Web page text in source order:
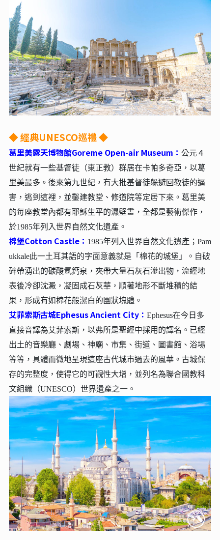
◆ 經典UNESCO巡禮 ◆
葛里美露天博物館Goreme Open-air Museum： 公元４
世紀就有一些基督徒（東正教）群居在卡帕多奇亞，以葛
里美最多。後來第九世紀，有大批基督徒躲避回教徒的逼
害，逃到這裡，並鑿建教堂、修道院等定居下來。葛里美
的毎座教堂內都有耶穌生平的濕壁畫，全都是藝術傑作，
於1985年列入世界自然文化遺產。
棉堡Cotton Castle： 1985年列入世界自然文化遺產；Pam
ukkale此一土耳其語的字面意義就是「棉花的城堡」。自破
碎帶湧出的碳酸氫鈣泉，夾帶大量石灰石滲出物，流經地
表後冷卻沈澱，凝固成石灰華，順著地形不斷堆積的結
果，形成有如棉花般潔白的團狀塊體。
艾菲索斯古城Ephesus Ancient City： Ephesus在今日多
直接音譯為艾菲索斯，以弗所是聖經中採用的譯名。已經
出土的音樂廳、劇場、神廟、市集、街道、圖書館、浴場
等等，具體而微地呈現這座古代城市過去的風華。古城保
存的完整度，使得它的可觀性大增，並列名為聯合國教科
文組織（UNESCO）世界遺產之一。